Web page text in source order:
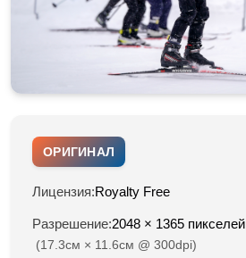
ОРИГИНАЛ
Лицензия:Royalty Free
Разрешение:2048 × 1365 пикселей
(17.3см × 11.6см @ 300dpi)